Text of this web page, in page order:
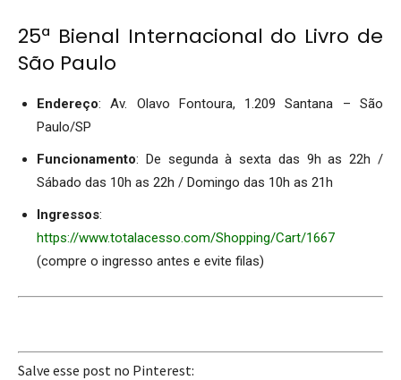
25ª Bienal Internacional do Livro de
São Paulo
Endereço: Av. Olavo Fontoura, 1.209 Santana – São
Paulo/SP
Funcionamento: De segunda à sexta das 9h as 22h /
Sábado das 10h as 22h / Domingo das 10h as 21h
Ingressos:
https://www.totalacesso.com/Shopping/Cart/1667
(compre o ingresso antes e evite filas)
Salve esse post no Pinterest: